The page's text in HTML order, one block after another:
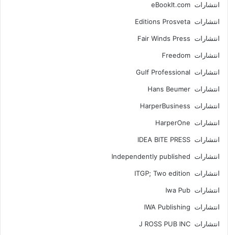
انتشارات eBookIt.com
انتشارات Editions Prosveta
انتشارات Fair Winds Press
انتشارات Freedom
انتشارات Gulf Professional
انتشارات Hans Beumer
انتشارات HarperBusiness
انتشارات HarperOne
انتشارات IDEA BITE PRESS
انتشارات Independently published
انتشارات ITGP; Two edition
انتشارات Iwa Pub
انتشارات IWA Publishing
انتشارات J ROSS PUB INC